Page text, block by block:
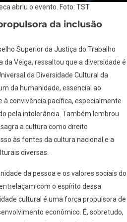
abriu o evento. Foto: TST
da inclusão
Superior da Justiça do Trabalho
da Veiga, ressaltou que a diversidade é
da Diversidade Cultural da
da humanidade, essencial ao
convivência pacífica, especialmente
pela intolerância. Também lembrou
a cultura como direito
às fontes da cultura nacional e a
diversas.
da pessoa e os valores sociais do
com o espírito dessa
cultural é uma força propulsora de
econômico. É, sobretudo,